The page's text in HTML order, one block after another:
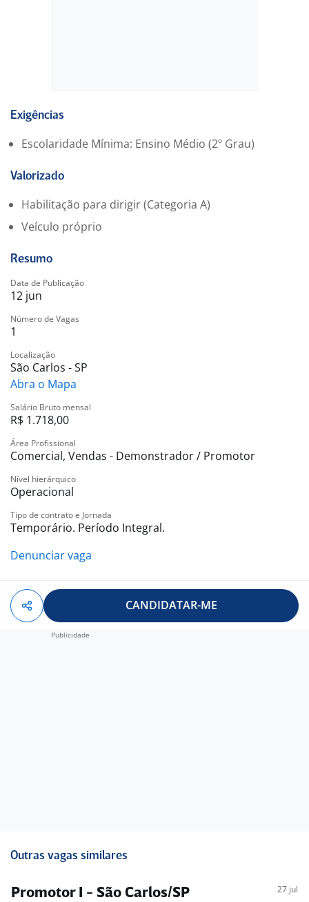
Exigências
Escolaridade Mínima: Ensino Médio (2º Grau)
Valorizado
Habilitação para dirigir (Categoria A)
Veículo próprio
Resumo
Data de Publicação
12 jun
Número de Vagas
1
Localização
São Carlos - SP
Abra o Mapa
Salário Bruto mensal
R$ 1.718,00
Área Profissional
Comercial, Vendas - Demonstrador / Promotor
Nível hierárquico
Operacional
Tipo de contrato e Jornada
Temporário. Período Integral.
Denunciar vaga
CANDIDATAR-ME
Outras vagas similares
Promotor I - São Carlos/SP 27 jul